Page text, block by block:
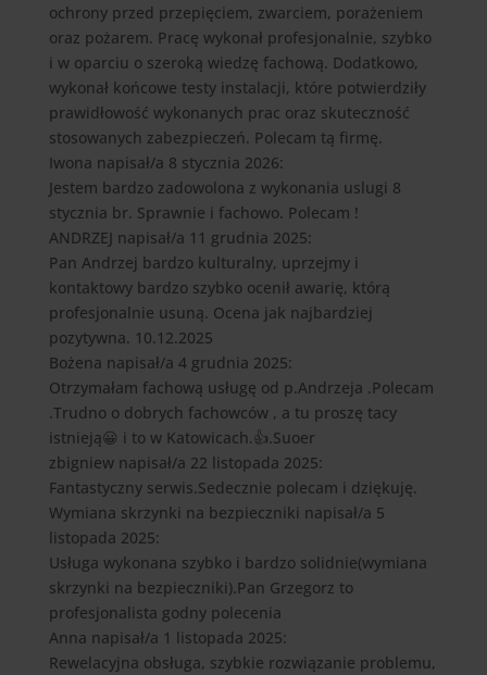
ochrony przed przepięciem, zwarciem, porażeniem
oraz pożarem. Pracę wykonał profesjonalnie, szybko
i w oparciu o szeroką wiedzę fachową. Dodatkowo,
wykonał końcowe testy instalacji, które potwierdziły
prawidłowość wykonanych prac oraz skuteczność
stosowanych zabezpieczeń. Polecam tą firmę.
Iwona napisał/a 8 stycznia 2026:
Jestem bardzo zadowolona z wykonania uslugi 8
stycznia br. Sprawnie i fachowo. Polecam !
ANDRZEJ napisał/a 11 grudnia 2025:
Pan Andrzej bardzo kulturalny, uprzejmy i
kontaktowy bardzo szybko ocenił awarię, którą
profesjonalnie usuną. Ocena jak najbardziej
pozytywna. 10.12.2025
Bożena napisał/a 4 grudnia 2025:
Otrzymałam fachową usługę od p.Andrzeja .Polecam
.Trudno o dobrych fachowców , a tu proszę tacy
istnieją😀 i to w Katowicach.👍.Suoer
zbigniew napisał/a 22 listopada 2025:
Fantastyczny serwis.Sedecznie polecam i dziękuję.
Wymiana skrzynki na bezpieczniki napisał/a 5
listopada 2025:
Usługa wykonana szybko i bardzo solidnie(wymiana
skrzynki na bezpieczniki).Pan Grzegorz to
profesjonalista godny polecenia
Anna napisał/a 1 listopada 2025:
Rewelacyjna obsługa, szybkie rozwiązanie problemu,